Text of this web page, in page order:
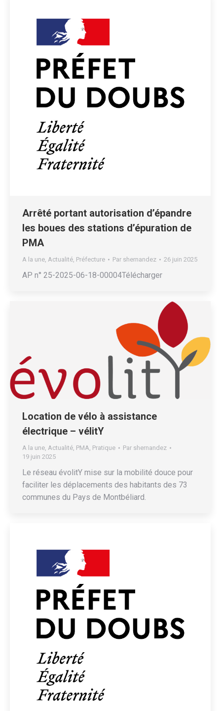
Arrêté portant autorisation d’épandre
les boues des stations d’épuration de
PMA
A la une, Actualité, Préfecture Par shernandez 26 juin 2025
AP n° 25-2025-06-18-00004Télécharger
Location de vélo à assistance
électrique – vélitY
A la une, Actualité, PMA, Pratique Par shernandez
19 juin 2025
Le réseau évolitY mise sur la mobilité douce pour
faciliter les déplacements des habitants des 73
communes du Pays de Montbéliard.